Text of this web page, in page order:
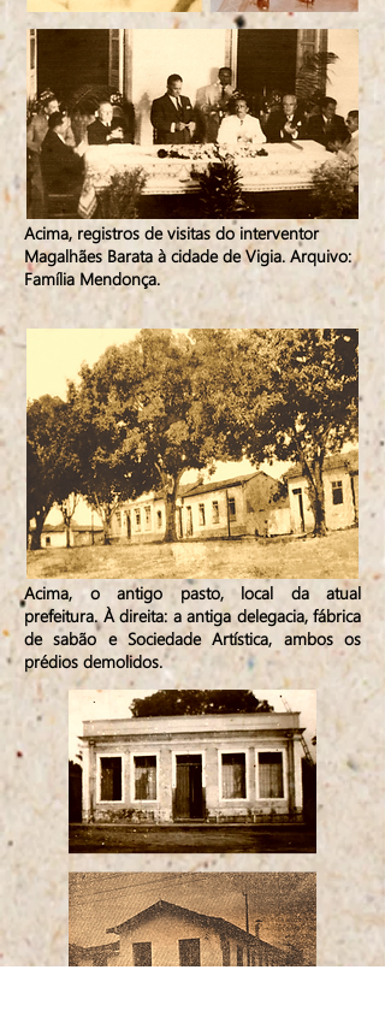
Acima, registros de visitas do interventor
Magalhães Barata à cidade de Vigia. Arquivo:
Família Mendonça.
Acima, o antigo pasto, local da atual
prefeitura. À direita: a antiga delegacia, fábrica
de sabão e Sociedade Artística, ambos os
prédios demolidos.